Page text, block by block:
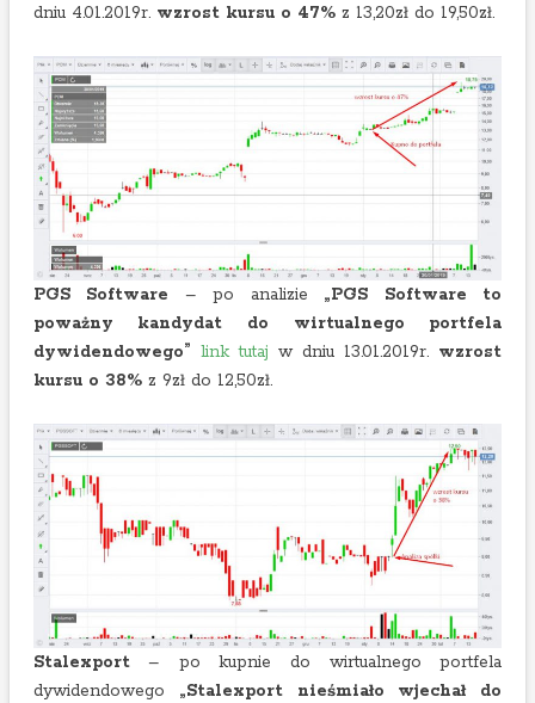
dniu 4.01.2019r. wzrost kursu o 47%z 13,20zł do 19,50zł.
PGS Software – po analizie „PGS Software to
poważny kandydat do wirtualnego portfela
dywidendowego” link tutaj w dniu 13.01.2019r. wzrost
kursu o 38%z 9zł do 12,50zł.
Stalexport– po kupnie do wirtualnego portfela
dywidendowego „Stalexport nieśmiało wjechał do